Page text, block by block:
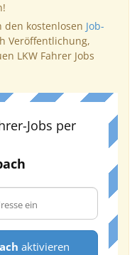
den kostenlosen Job-
Veröffentlichung,
LKW Fahrer Jobs
Jobs per
aktivieren